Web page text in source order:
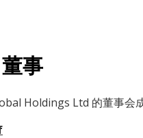
事
Holdings Ltd 的董事会